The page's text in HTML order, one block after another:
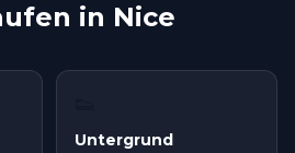
in Nice
Untergrund